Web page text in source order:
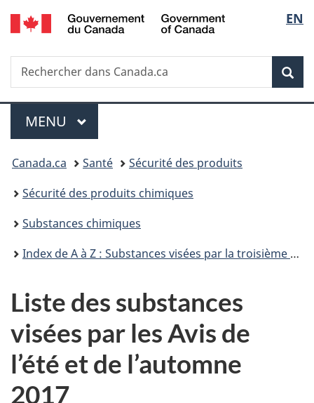
Passer
au
principal
Passer
à
Au
du
Passer
à
version
simplifiée
de
la
EN
Recherche
Rechercher
dans
Menu
MENU PRINCIPAL
Vous
êtes
ici :
Canada.ca Santé
Sécurité des produits
Sécurité des produits chimiques
Substances chimiques
Index de A à Z : Substances visées par la troisième phase du Plan de gestion des produits chimiques
Liste des substances
visées par les Avis de
l’été et de l’automne
2017